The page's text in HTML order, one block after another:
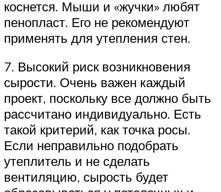
коснется. Мыши и «жучки» любят
пенопласт. Его не рекомендуют
применять для утепления стен.
7. Высокий риск возникновения
сырости. Очень важен каждый
проект, поскольку все должно быть
рассчитано индивидуально. Есть
такой критерий, как точка росы.
Если неправильно подобрать
утеплитель и не сделать
вентиляцию, сырость будет